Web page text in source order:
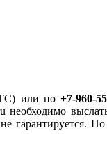
или по+7-960-
необходимо
гарантируется.